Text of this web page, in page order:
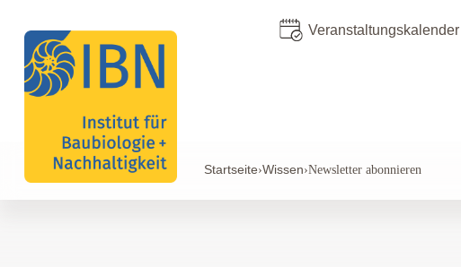
Veranstaltungskalender
Startseite›Wissen›Newsletter abonnieren